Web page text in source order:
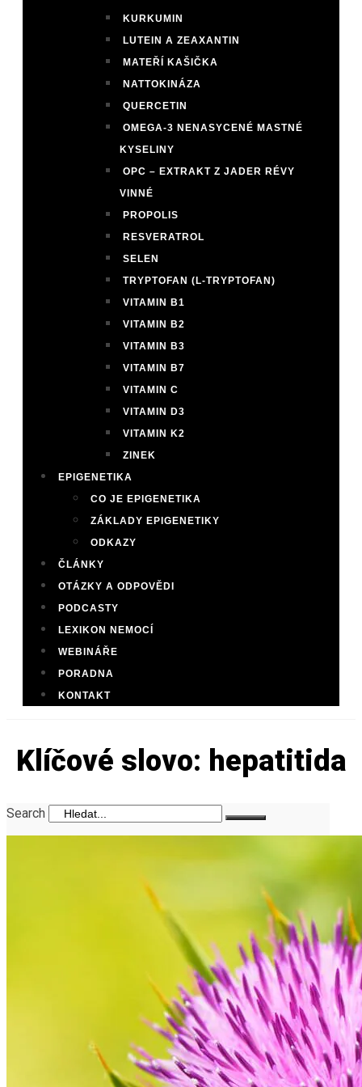
KURKUMIN
LUTEIN A ZEAXANTIN
MATEŘÍ KAŠIČKA
NATTOKINÁZA
QUERCETIN
OMEGA-3 NENASYCENÉ MASTNÉ
KYSELINY
OPC – EXTRAKT Z JADER RÉVY
VINNÉ
PROPOLIS
RESVERATROL
SELEN
TRYPTOFAN (L-TRYPTOFAN)
VITAMIN B1
VITAMIN B2
VITAMIN B3
VITAMIN B7
VITAMIN C
VITAMIN D3
VITAMIN K2
ZINEK
EPIGENETIKA
CO JE EPIGENETIKA
ZÁKLADY EPIGENETIKY
ODKAZY
ČLÁNKY
OTÁZKY A ODPOVĚDI
PODCASTY
LEXIKON NEMOCÍ
WEBINÁŘE
PORADNA
KONTAKT
Klíčové slovo: hepatitida
Search